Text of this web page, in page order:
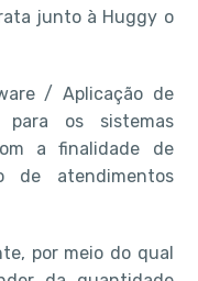
junto à Huggy o
/ Aplicação de
para os sistemas
a finalidade de
de atendimentos
por meio do qual